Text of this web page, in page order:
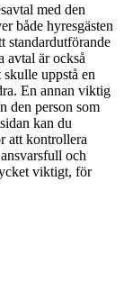
med den
både hyresgästen
standardutförande
avtal är också
uppstå en
En annan viktig
den person som
kan du
att kontrollera
och
viktigt, för